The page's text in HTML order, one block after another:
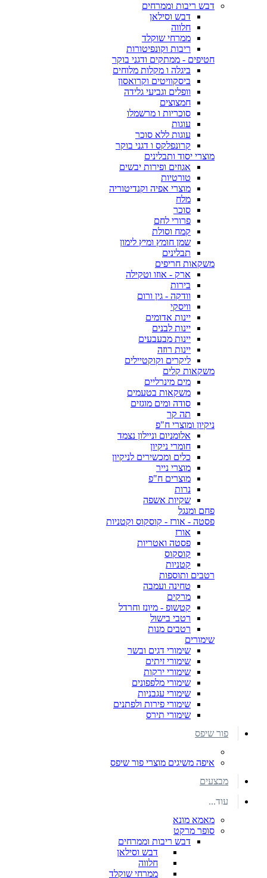
דבש ריבות וממרחים
דבש וסילאן
חלווה
ממרחי שוקלד
ריבות וקונפיטורות
חטיפים - ממתקים ודגני בוקר
ביגלה ו מקלות מלוחים
ביסקוויטים וקרואסון
וופלים וגביעי גלידה
חמצוצים
סוכריות ו מרשמלו
עוגות
עוגות ללא סוכר
קרונפלקס ו דגני בוקר
מוצרי יסוד ותבלינים
אגוזים ופירות יבשים
טורטיות
מוצרי אפיה וקנדיטוריה
מלח
סוכר
פרורי לחם
קמח וסולת
שמן חומץ ומיץ לימון
תבלינים
משקאות חריפים
ארק - אוזו וטקילה
בירות
וודקה - גין ורום
וויסקי
יינות אדומים
יינות לבנים
יינות מבעבעים
יינות רוזה
ליקרים וקוקטיילים
משקאות קלים
מים מינרליים
משקאות בטעמים
סודה ומים מוגזים
תה קר
ניקיון ומוצרי ח"פ
אלומניום וניילון נצמד
חומרי ניקיון
כלים ומכשירים לניקיון
מוצרי נייר
מוצרים ח"פ
נרות
שקיות אשפה
פחם ומנגל
פסטה - אורז - קוסקוס וקטניות
אורז
פסטה ואטריות
קוסקוס
קטניות
רטבים ותוספות
טחינה ועמבה
מרקים
קטשופ - מיונז וחרדל
רטבי בישול
רטבים מנות
שימורים
שימורי דגים ובשר
שימורי זיתים
שימורי ירקות
שימורי מלפפונים
שימורי עגבניות
שימורי פירות ולפתנים
שימורי תירס
פור שיפס
איפה משיגים מוצרי פור שיפס
מבצעים
עוד...
מאמא מונא
סופר מרקט
דבש ריבות וממרחים
דבש וסילאן
חלווה
ממרחי שוקלד